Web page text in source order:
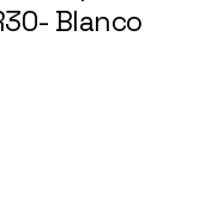
Blanco